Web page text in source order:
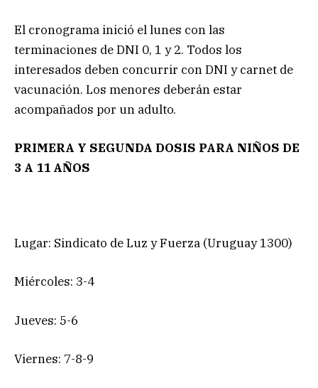
El cronograma inició el lunes con las
terminaciones de DNI 0, 1 y 2. Todos los
interesados deben concurrir con DNI y carnet de
vacunación. Los menores deberán estar
acompañados por un adulto.
PRIMERA Y SEGUNDA DOSIS PARA NIÑOS DE
3 A 11 AÑOS
Lugar: Sindicato de Luz y Fuerza (Uruguay 1300)
Miércoles: 3-4
Jueves: 5-6
Viernes: 7-8-9